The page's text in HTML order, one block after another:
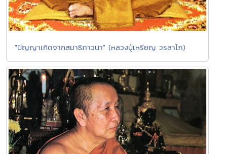
"ปัญญาเกิดจากสมาธิภาวนา" (หลวงปู่เหรียญ วรลาโภ)